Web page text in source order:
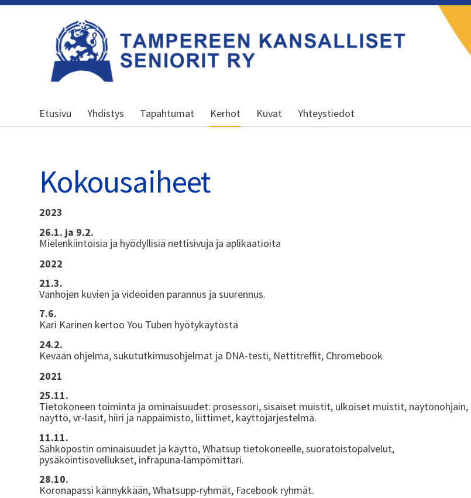
Kansallinen senioriliitto
Etusivu Yhdistys Tapahtumat Kerhot Kuvat Yhteystiedot
Kokousaiheet
2023
26.1. ja 9.2.
Mielenkiintoisia ja hyödyllisiä nettisivuja ja aplikaatioita
2022
21.3.
Vanhojen kuvien ja videoiden parannus ja suurennus.
7.6.
Kari Karinen kertoo You Tuben hyötykäytöstä
24.2.
Kevään ohjelma, sukututkimusohjelmat ja DNA-testi, Nettitreffit, Chromebook
2021
25.11.
Tietokoneen toiminta ja ominaisuudet: prosessori, sisäiset muistit, ulkoiset muistit, näytönohjain,
näyttö, vr-lasit, hiiri ja näppäimistö, liittimet, käyttöjärjestelmä.
11.11.
Sähköpostin ominaisuudet ja käyttö, Whatsup tietokoneelle, suoratoistopalvelut,
pysäköintisovellukset, infrapuna-lämpömittari.
28.10.
Koronapassi kännykkään, Whatsupp-ryhmät, Facebook ryhmät.